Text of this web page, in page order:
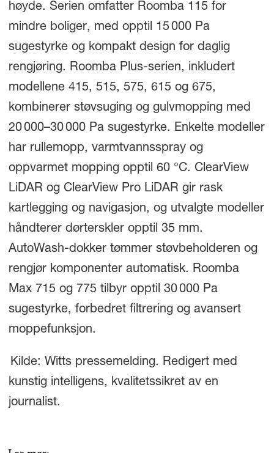
høyde. Serien omfatter Roomba 115 for
mindre boliger, med opptil 15 000 Pa
sugestyrke og kompakt design for daglig
rengjøring. Roomba Plus-serien, inkludert
modellene 415, 515, 575, 615 og 675,
kombinerer støvsuging og gulvmopping med
20 000–30 000 Pa sugestyrke. Enkelte modeller
har rullemopp, varmtvannsspray og
oppvarmet mopping opptil 60 °C. ClearView
LiDAR og ClearView Pro LiDAR gir rask
kartlegging og navigasjon, og utvalgte modeller
håndterer dørterskler opptil 35 mm.
AutoWash-dokker tømmer støvbeholderen og
rengjør komponenter automatisk. Roomba
Max 715 og 775 tilbyr opptil 30 000 Pa
sugestyrke, forbedret filtrering og avansert
moppefunksjon.
Kilde: Witts pressemelding. Redigert med
kunstig intelligens, kvalitetssikret av en
journalist.